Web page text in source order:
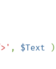
, $Text